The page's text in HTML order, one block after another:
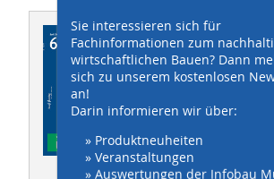
Dieser Artikel
THIS 06/
Sie interessieren sich für
Fachinformationen zum
wirtschaftlichen Bauen? Dann
sich zu unserem kostenlosen
an!
Darin informieren wir über:
» Produktneuheiten
» Veranstaltungen
» Auswertungen der Infobau